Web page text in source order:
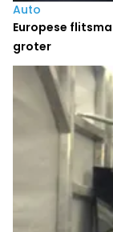
Auto
Europese
groter